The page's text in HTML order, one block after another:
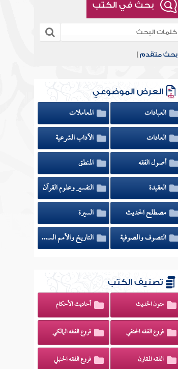
بحث في الكتب
[بحث متقدم ]
العرض الموضوعي
العبادات
المعاملات
العادات
الآداب الشرعية
أصول الفقه
المنطق
العقيدة
التفسير وعلوم القرآن
مصطلح الحديث
السيرة
التصوف والصوفية
التاريخ والأمم السابقة
تصنيف الكتب
متون الحديث أحاديث الأحكام
فروع الفقه الحنفي فروع الفقه المالكي
الفقه المقارن فروع الفقه الحنبلي